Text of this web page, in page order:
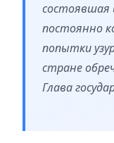
состоявшая
постоянно
попытки
стране
Глава